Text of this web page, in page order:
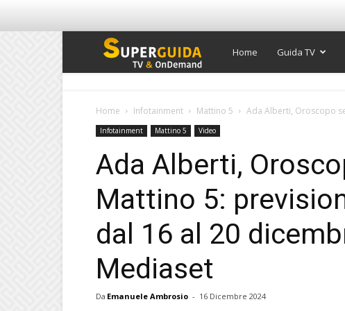
Super
Home Guida TV
Home Infotainment Mattino 5 Ada Alberti, Oroscopo
Infotainment Mattino 5 Video
Ada Alberti,
Mattino 5:
dal 16 al 20
Mediaset
Da Emanuele Ambrosio - 16 Dicembre 2024